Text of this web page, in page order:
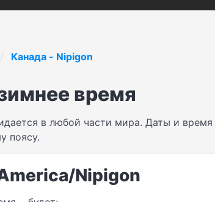
Канада - Nipigon
время
в любой части мира. Даты и время
поясу.
Nipigon